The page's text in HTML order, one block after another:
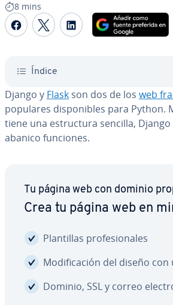
8 mins
Compartir Facebook
Compartir Twitter
Compartir
Índice
Django y Flask son dos de los web
populares di­s­po­ni­bles para Python.
tiene una es­tru­c­tu­ra sencilla,
abanico funciones.
Tu página web con dominio
Crea tu página web en
Pla­n­ti­llas pro­fe­sio­na­les
Mo­di­fi­ca­ción del diseño con
Dominio, SSL y correo